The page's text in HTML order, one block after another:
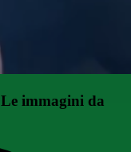
immagini da